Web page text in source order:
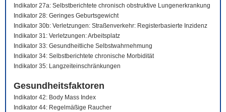
Indikator 27a: Selbstberichtete chronisch obstruktive Lungenerkrankung
Indikator 28: Geringes Geburtsgewicht
Indikator 30b: Verletzungen: Straßenverkehr: Registerbasierte Inzidenz
Indikator 31: Verletzungen: Arbeitsplatz
Indikator 33: Gesundheitliche Selbstwahrnehmung
Indikator 34: Selbstberichtete chronische Morbidität
Indikator 35: Langzeiteinschränkungen
Gesundheitsfaktoren
Indikator 42: Body Mass Index
Indikator 44: Regelmäßige Raucher